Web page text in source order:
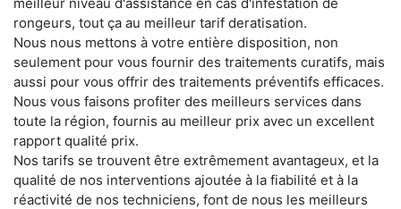
rongeurs, tout ça au meilleur tarif deratisation.
Nous nous mettons à votre entière disposition, non
seulement pour vous fournir des traitements curatifs, mais
aussi pour vous offrir des traitements préventifs efficaces.
Nous vous faisons profiter des meilleurs services dans
toute la région, fournis au meilleur prix avec un excellent
rapport qualité prix.
Nos tarifs se trouvent être extrêmement avantageux, et la
qualité de nos interventions ajoutée à la fiabilité et à la
réactivité de nos techniciens, font de nous les meilleurs